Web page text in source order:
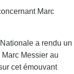
Marc
a rendu un
Messier au
cet émouvant